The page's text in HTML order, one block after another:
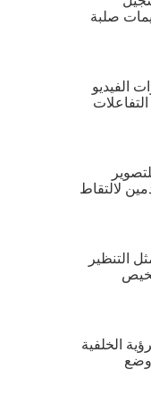
صلبة
الفيديو
لالتقاط
التنظير
الخلفية